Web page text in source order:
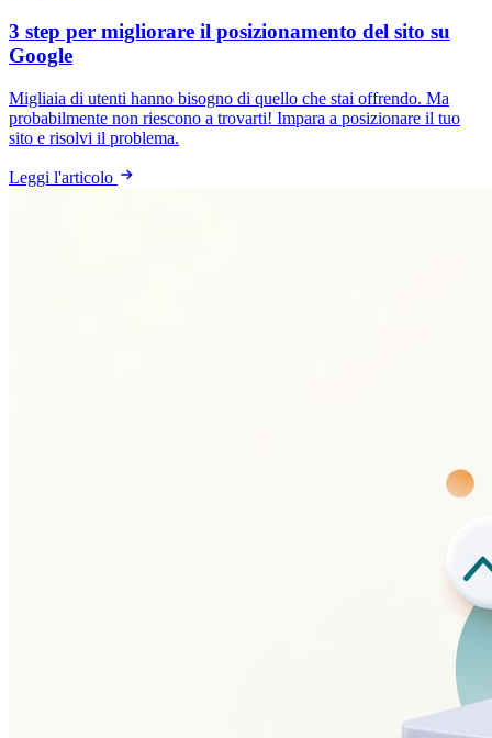
3 step per migliorare il posizionamento del sito su
Google
Migliaia di utenti hanno bisogno di quello che stai offrendo. Ma
probabilmente non riescono a trovarti! Impara a posizionare il tuo
sito e risolvi il problema.
Leggi l'articolo